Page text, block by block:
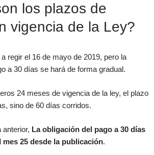
los plazos de
vigencia de la Ley?
regir el 16 de mayo de 2019, pero la
a 30 días se hará de forma gradual.
24 meses de vigencia de la ley, el plazo
sino de 60 días corridos.
anterior, La obligación del pago a 30 días
mes 25 desde la publicación.